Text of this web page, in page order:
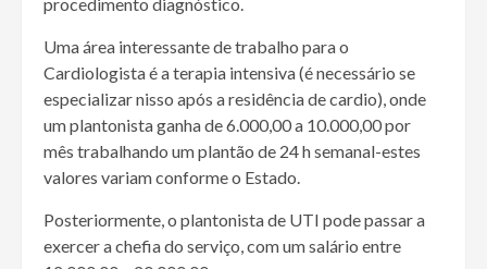
procedimento diagnóstico.
Uma área interessante de trabalho para o
Cardiologista é a terapia intensiva (é necessário se
especializar nisso após a residência de cardio), onde
um plantonista ganha de 6.000,00 a 10.000,00 por
mês trabalhando um plantão de 24 h semanal-estes
valores variam conforme o Estado.
Posteriormente, o plantonista de UTI pode passar a
exercer a chefia do serviço, com um salário entre